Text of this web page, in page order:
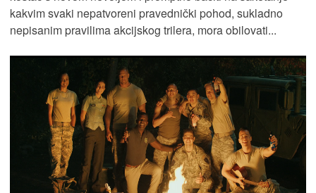
kakvim svaki nepatvoreni pravednički pohod, sukladno
nepisanim pravilima akcijskog trilera, mora obilovati...